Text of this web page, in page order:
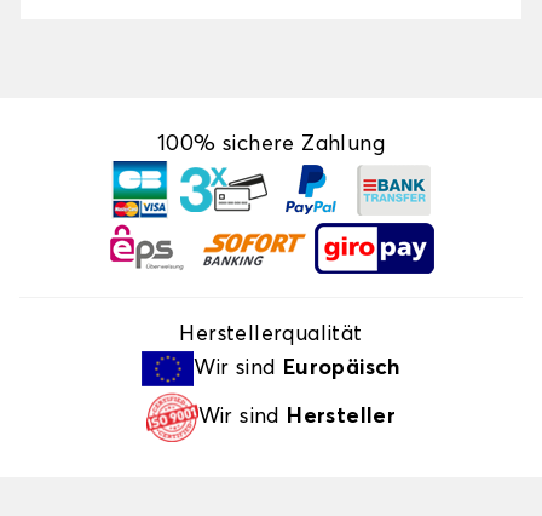
100% sichere Zahlung
Herstellerqualität
Wir sind
Europäisch
Wir sind Hersteller